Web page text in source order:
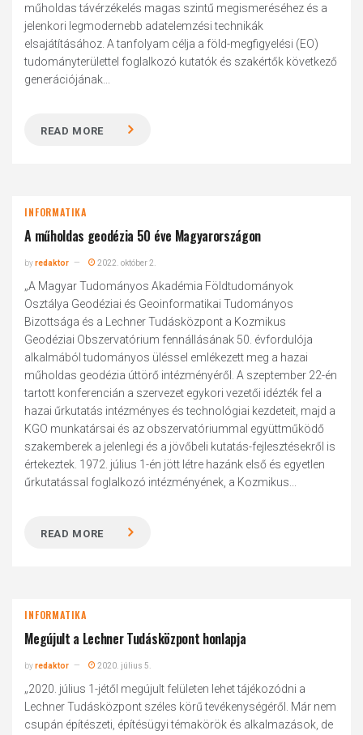
műholdas távérzékelés magas szintű megismeréséhez és a
jelenkori legmodernebb adatelemzési technikák
elsajátításához. A tanfolyam célja a föld-megfigyelési (EO)
tudományterülettel foglalkozó kutatók és szakértők következő
generációjának...
READ MORE
INFORMATIKA
A műholdas geodézia 50 éve Magyarországon
byredaktor 2022. október 2.
„A Magyar Tudományos Akadémia Földtudományok
Osztálya Geodéziai és Geoinformatikai Tudományos
Bizottsága és a Lechner Tudásközpont a Kozmikus
Geodéziai Obszervatórium fennállásának 50. évfordulója
alkalmából tudományos üléssel emlékezett meg a hazai
műholdas geodézia úttörő intézményéről. A szeptember 22-én
tartott konferencián a szervezet egykori vezetői idézték fel a
hazai űrkutatás intézményes és technológiai kezdeteit, majd a
KGO munkatársai és az obszervatóriummal együttműködő
szakemberek a jelenlegi és a jövőbeli kutatás-fejlesztésekről is
értekeztek. 1972. július 1-én jött létre hazánk első és egyetlen
űrkutatással foglalkozó intézményének, a Kozmikus...
READ MORE
INFORMATIKA
Megújult a Lechner Tudásközpont honlapja
byredaktor 2020. július 5.
„2020. július 1-jétől megújult felületen lehet tájékozódni a
Lechner Tudásközpont széles körű tevékenységéről. Már nem
csupán építészeti, építésügyi témakörök és alkalmazások, de